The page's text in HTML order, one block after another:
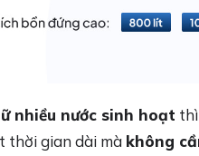
nhiều nước sinh hoạt
thời gian dài mà không